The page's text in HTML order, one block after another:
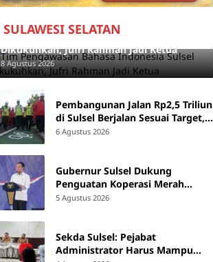
SULAWESI SELATAN
Tim Pengawasan Bahasa Indonesia Sulsel
Dikukuhkan, Jufri Rahman Jadi Ketua
8 Agustus 2026
Pembangunan Jalan Rp2,5 Triliun
di Sulsel Berjalan Sesuai Target,
49 Ruas Sudah Digarap
6 Agustus 2026
Gubernur Sulsel Dukung
Penguatan Koperasi Merah
Putih, Siap Tindaklanjuti Arahan
5 Agustus 2026
Sekda Sulsel: Pejabat
Administrator Harus Mampu